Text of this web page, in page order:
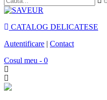
CATALOG DELICATESE
Autentificare | Contact
Cosul meu - 0